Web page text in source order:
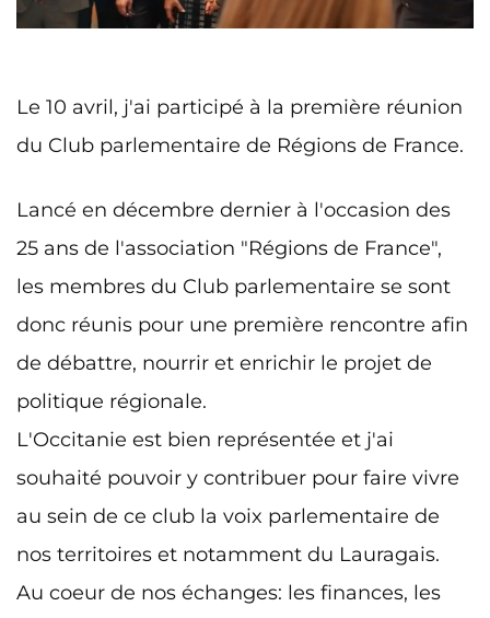
Le 10 avril, j'ai participé à la première réunion
du Club parlementaire de Régions de France.
Lancé en décembre dernier à l'occasion des
25 ans de l'association "Régions de France",
les membres du Club parlementaire se sont
donc réunis pour une première rencontre afin
de débattre, nourrir et enrichir le projet de
politique régionale.
L'Occitanie est bien représentée et j'ai
souhaité pouvoir y contribuer pour faire vivre
au sein de ce club la voix parlementaire de
nos territoires et notamment du Lauragais.
Au coeur de nos échanges: les finances, les